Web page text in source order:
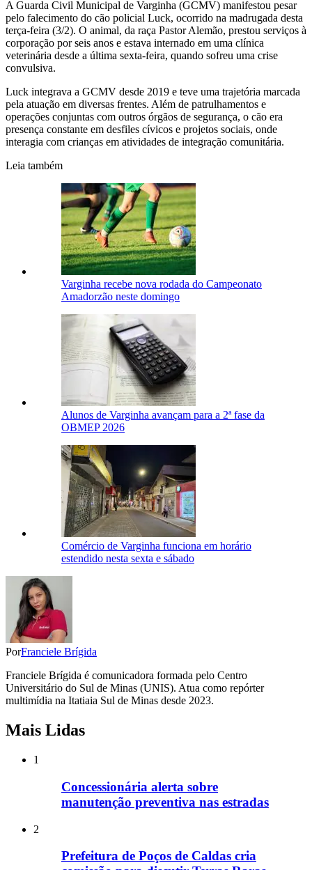
A Guarda Civil Municipal de Varginha (GCMV) manifestou pesar
pelo falecimento do cão policial Luck, ocorrido na madrugada desta
terça-feira (3/2). O animal, da raça Pastor Alemão, prestou serviços à
corporação por seis anos e estava internado em uma clínica
veterinária desde a última sexta-feira, quando sofreu uma crise
convulsiva.
Luck integrava a GCMV desde 2019 e teve uma trajetória marcada
pela atuação em diversas frentes. Além de patrulhamentos e
operações conjuntas com outros órgãos de segurança, o cão era
presença constante em desfiles cívicos e projetos sociais, onde
interagia com crianças em atividades de integração comunitária.
Leia também
Varginha recebe nova rodada do Campeonato
Amadorzão neste domingo
Alunos de Varginha avançam para a 2ª fase da
OBMEP 2026
Comércio de Varginha funciona em horário
estendido nesta sexta e sábado
PorFranciele Brígida
Franciele Brígida é comunicadora formada pelo Centro
Universitário do Sul de Minas (UNIS). Atua como repórter
multimídia na Itatiaia Sul de Minas desde 2023.
Mais Lidas
1
Concessionária alerta sobre
manutenção preventiva nas estradas
2
Prefeitura de Poços de Caldas cria